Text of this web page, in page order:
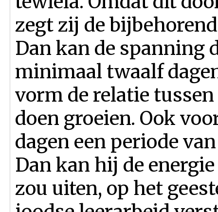
zegt zij de
Dan kan de spanning
minimaal twaalf
vorm de relatie
doen groeien. Ook
dagen een periode
Dan kan hij de
zou uiten, op het